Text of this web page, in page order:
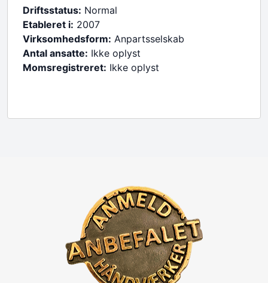
Driftsstatus: Normal
Etableret i: 2007
Virksomhedsform: Anpartsselskab
Antal ansatte: Ikke oplyst
Momsregistreret: Ikke oplyst